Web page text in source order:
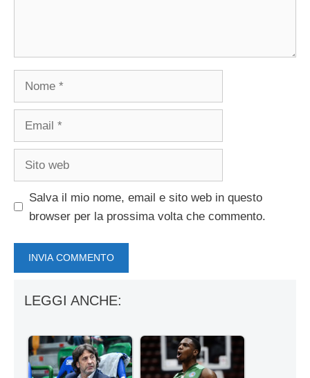
Salva il mio nome, email e sito web in questo
browser per la prossima volta che commento.
LEGGI ANCHE: